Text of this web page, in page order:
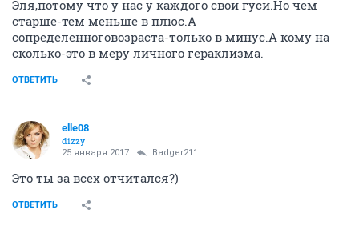
Эля,потому что у нас у каждого свои гуси.Но чем
старше-тем меньше в плюс.А
сопределенноговозраста-только в минус.А кому на
сколько-это в меру личного гераклизма.
ОТВЕТИТЬ
elle08
dizzy
25 января 2017 Badger211
Это ты за всех отчитался?)
ОТВЕТИТЬ